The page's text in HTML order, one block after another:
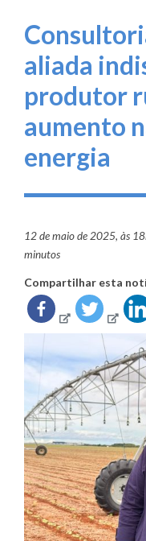
aliada
produtor
aumento
energia
12 de maio de 2025, às
minutos
Compartilhar esta